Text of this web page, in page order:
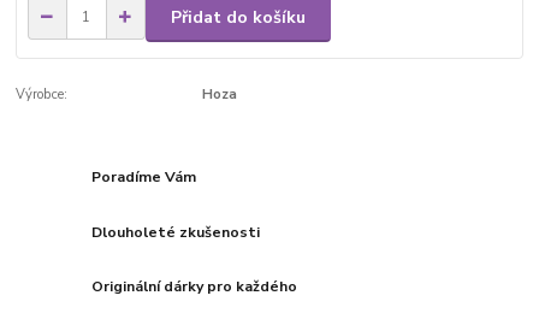
Přidat do košíku
Výrobce: Hoza
Poradíme Vám
Dlouholeté zkušenosti
Originální dárky pro každého